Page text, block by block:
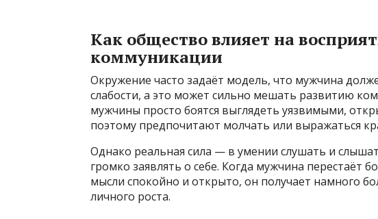
Как общество влияет на
коммуникации
Окружение часто задаёт модель, что мужчина
слабости, а это может сильно мешать развитию
мужчины просто боятся выглядеть уязвимыми,
поэтому предпочитают молчать или выражаться
Однако реальная сила — в умении слушать и
громко заявлять о себе. Когда мужчина перестаёт
мысли спокойно и открыто, он получает намного
личного роста.